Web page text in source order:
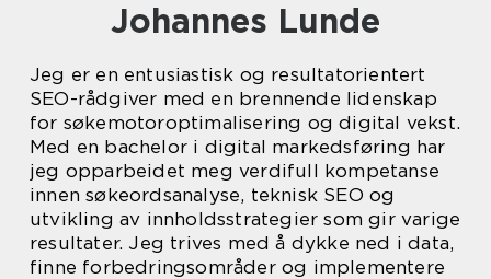
Johannes Lunde
Jeg er en entusiastisk og resultatorientert
SEO-rådgiver med en brennende lidenskap
for søkemotoroptimalisering og digital vekst.
Med en bachelor i digital markedsføring har
jeg opparbeidet meg verdifull kompetanse
innen søkeordsanalyse, teknisk SEO og
utvikling av innholdsstrategier som gir varige
resultater. Jeg trives med å dykke ned i data,
finne forbedringsområder og implementere